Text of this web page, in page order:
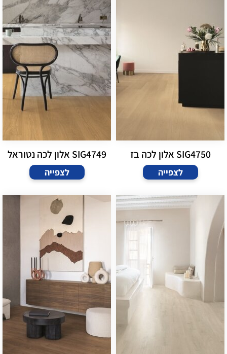
SIG4750 אלון לכה בז
לצפייה
SIG4749 אלון לכה נטוראל
לצפייה